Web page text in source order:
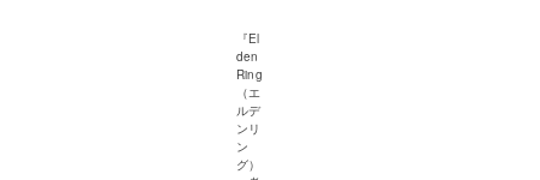
『El
den
Ring
（エ
ルデ
ンリ
ン
グ）